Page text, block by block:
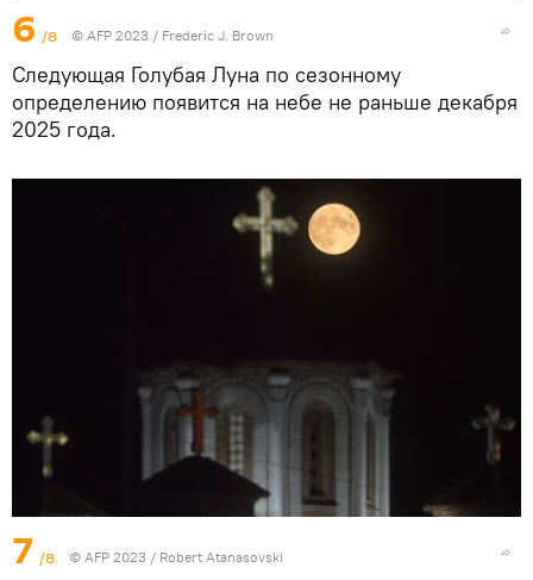
6 /8 © AFP 2023 / Frederic J. Brown
Следующая Голубая Луна по сезонному
определению появится на небе не раньше декабря
2025 года.
7 /8 © AFP 2023 / Robert Atanasovski